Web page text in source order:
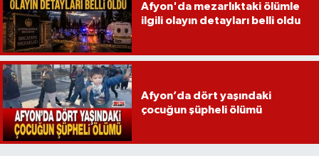
Afyon'da mezarlıktaki ölümle
ilgili olayın detayları belli oldu
Afyon’da dört yaşındaki
çocuğun şüpheli ölümü